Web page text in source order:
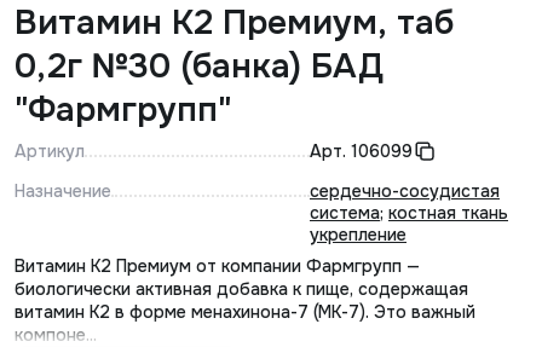
Витамин К2 Премиум, таб
0,2г №30 (банка) БАД
"Фармгрупп"
Артикул Арт. 106099
Назначение
сердечно-сосудистая
система; костная ткань
укрепление
Витамин К2 Премиум от компании Фармгрупп —
биологически активная добавка к пище, содержащая
витамин K2 в форме менахинона-7 (МК-7). Это важный
компоне...